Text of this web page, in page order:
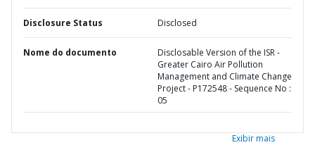
Disclosure Status Disclosed
Nome do documento
Disclosable Version of the ISR -
Greater Cairo Air Pollution
Management and Climate Change
Project - P172548 - Sequence No :
05
Exibir mais